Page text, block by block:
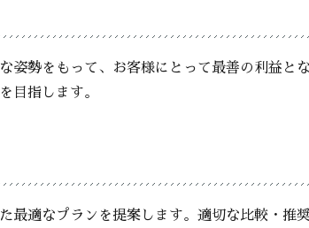
姿勢をもって、お客様にとって最善の利益と
目指します。
最適なプランを提案します。適切な比較・推